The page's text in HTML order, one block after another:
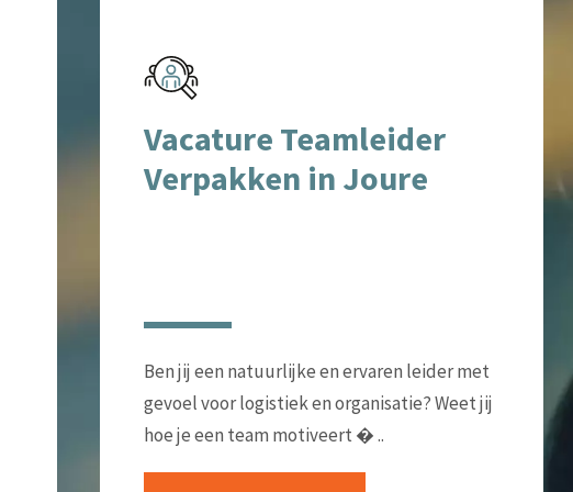
Vacature Teamleider
Verpakken in Joure
Ben jij een natuurlijke en ervaren leider met
gevoel voor logistiek en organisatie? Weet jij
hoe je een team motiveert � ..